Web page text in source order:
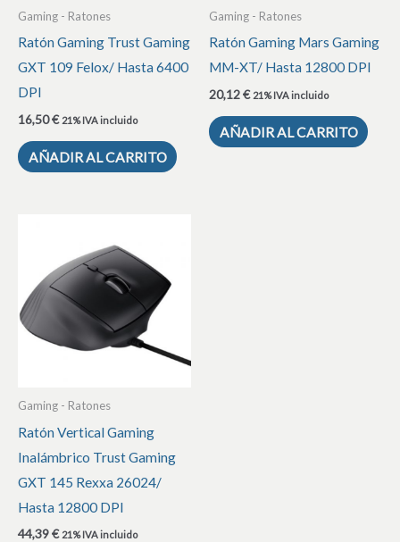
Gaming - Ratones
Ratón Gaming Trust Gaming
GXT 109 Felox/ Hasta 6400
DPI
16,50€ 21% IVA incluido
AÑADIR AL CARRITO
Gaming - Ratones
Ratón Gaming Mars Gaming
MM-XT/ Hasta 12800 DPI
20,12€ 21% IVA incluido
AÑADIR AL CARRITO
Gaming - Ratones
Ratón Vertical Gaming
Inalámbrico Trust Gaming
GXT 145 Rexxa 26024/
Hasta 12800 DPI
44,39€ 21% IVA incluido